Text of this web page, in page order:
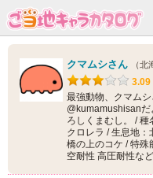
クマムシさん （北
3.09
最強動物、クマム
@kumamushisanだ
ろしくまむし。 / 種
クロレラ / 生息地
橋の上のコケ / 特殊
空耐性 高圧耐性など